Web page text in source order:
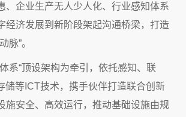
、企业生产无人少人化、行业感知体系
经济发展到新阶段架起沟通桥梁，打造
脉”。
系“顶设架构为牵引，依托感知、联
储等ICT技术，携手伙伴打造联合创新
施安全、高效运行，推动基础设施由规